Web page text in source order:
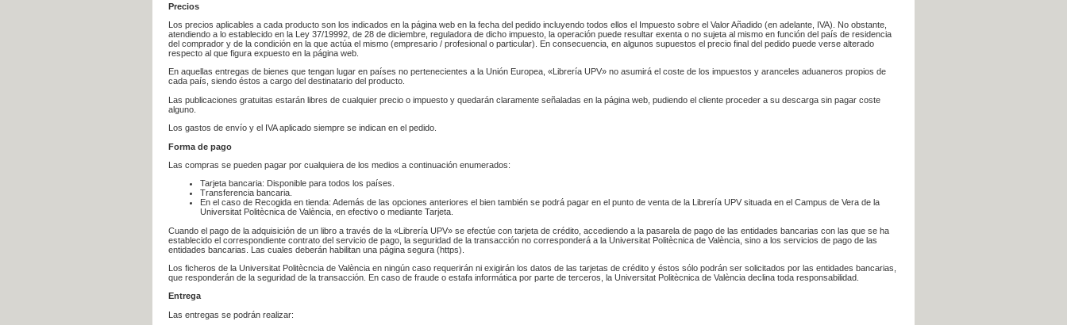
Precios
Los precios aplicables a cada producto son los indicados en la página web en la fecha del pedido incluyendo todos ellos el Impuesto sobre el Valor Añadido (en adelante, IVA). No obstante,
atendiendo a lo establecido en la Ley 37/19992, de 28 de diciembre, reguladora de dicho impuesto, la operación puede resultar exenta o no sujeta al mismo en función del país de residencia
del comprador y de la condición en la que actúa el mismo (empresario / profesional o particular). En consecuencia, en algunos supuestos el precio final del pedido puede verse alterado
respecto al que figura expuesto en la página web.
En aquellas entregas de bienes que tengan lugar en países no pertenecientes a la Unión Europea, «Librería UPV» no asumirá el coste de los impuestos y aranceles aduaneros propios de
cada país, siendo éstos a cargo del destinatario del producto.
Las publicaciones gratuitas estarán libres de cualquier precio o impuesto y quedarán claramente señaladas en la página web, pudiendo el cliente proceder a su descarga sin pagar coste
alguno.
Los gastos de envío y el IVA aplicado siempre se indican en el pedido.
Forma de pago
Las compras se pueden pagar por cualquiera de los medios a continuación enumerados:
Tarjeta bancaria: Disponible para todos los países.
Transferencia bancaria.
En el caso de Recogida en tienda: Además de las opciones anteriores el bien también se podrá pagar en el punto de venta de la Librería UPV situada en el Campus de Vera de la
Universitat Politècnica de València, en efectivo o mediante Tarjeta.
Cuando el pago de la adquisición de un libro a través de la «Librería UPV» se efectúe con tarjeta de crédito, accediendo a la pasarela de pago de las entidades bancarias con las que se ha
establecido el correspondiente contrato del servicio de pago, la seguridad de la transacción no corresponderá a la Universitat Politècnica de València, sino a los servicios de pago de las
entidades bancarias. Las cuales deberán habilitan una página segura (https).
Los ficheros de la Universitat Politècncia de València en ningún caso requerirán ni exigirán los datos de las tarjetas de crédito y éstos sólo podrán ser solicitados por las entidades bancarias,
que responderán de la seguridad de la transacción. En caso de fraude o estafa informática por parte de terceros, la Universitat Politècnica de València declina toda responsabilidad.
Entrega
Las entregas se podrán realizar: